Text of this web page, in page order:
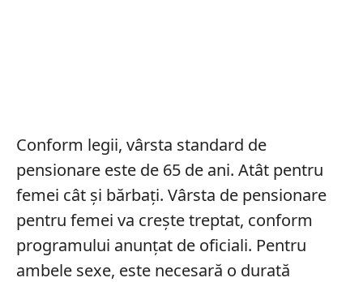
Conform legii, vârsta standard de
pensionare este de 65 de ani. Atât pentru
femei cât și bărbați. Vârsta de pensionare
pentru femei va crește treptat, conform
programului anunțat de oficiali. Pentru
ambele sexe, este necesară o durată